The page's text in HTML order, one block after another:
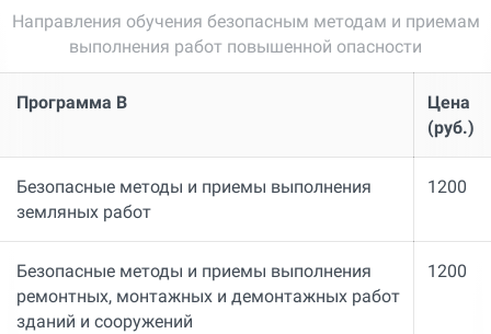
Направления обучения безопасным методам и приемам
выполнения работ повышенной опасности
Программа В
Цена
(руб.)
Безопасные методы и приемы выполнения
земляных работ
1200
Безопасные методы и приемы выполнения
ремонтных, монтажных и демонтажных работ
зданий и сооружений
1200